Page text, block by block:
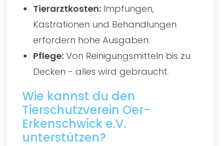
Tierarztkosten: Impfungen,
Kastrationen und Behandlungen
erfordern hohe Ausgaben.
Pflege: Von Reinigungsmitteln bis zu
Decken - alles wird gebraucht.
Wie kannst du den
Tierschutzverein Oer-
Erkenschwick e.V.
unterstützen?